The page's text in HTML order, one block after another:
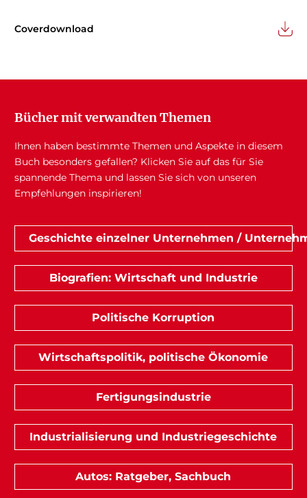
Coverdownload
Bücher mit verwandten Themen
Ihnen haben bestimmte Themen und Aspekte in diesem
Buch besonders gefallen? Klicken Sie auf das für Sie
spannende Thema und lassen Sie sich von unseren
Empfehlungen inspirieren!
Geschichte einzelner Unternehmen /
Biografien: Wirtschaft und Industrie
Politische Korruption
Wirtschaftspolitik, politische Ökonomie
Fertigungsindustrie
Industrialisierung und Industriegeschichte
Autos: Ratgeber, Sachbuch